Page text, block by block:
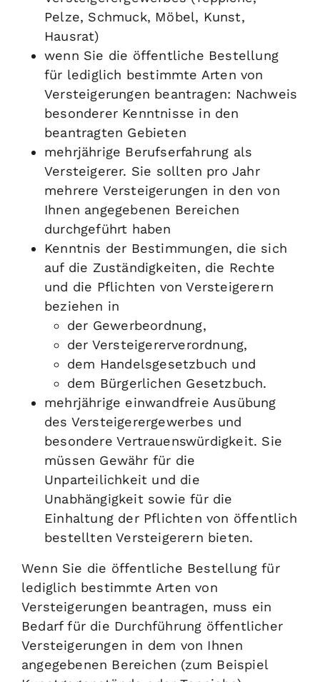
Pelze, Schmuck, Möbel, Kunst,
Hausrat)
wenn Sie die öffentliche Bestellung
für lediglich bestimmte Arten von
Versteigerungen beantragen: Nachweis
besonderer Kenntnisse in den
beantragten Gebieten
mehrjährige Berufserfahrung als
Versteigerer. Sie sollten pro Jahr
mehrere Versteigerungen in den von
Ihnen angegebenen Bereichen
durchgeführt haben
Kenntnis der Bestimmungen, die sich
auf die Zuständigkeiten, die Rechte
und die Pflichten von Versteigerern
beziehen in
der Gewerbeordnung,
der Versteigererverordnung,
dem Handelsgesetzbuch und
dem Bürgerlichen Gesetzbuch.
mehrjährige einwandfreie Ausübung
des Versteigerergewerbes und
besondere Vertrauenswürdigkeit. Sie
müssen Gewähr für die
Unparteilichkeit und die
Unabhängigkeit sowie für die
Einhaltung der Pflichten von öffentlich
bestellten Versteigerern bieten.
Wenn Sie die öffentliche Bestellung für
lediglich bestimmte Arten von
Versteigerungen beantragen, muss ein
Bedarf für die Durchführung öffentlicher
Versteigerungen in dem von Ihnen
angegebenen Bereichen (zum Beispiel